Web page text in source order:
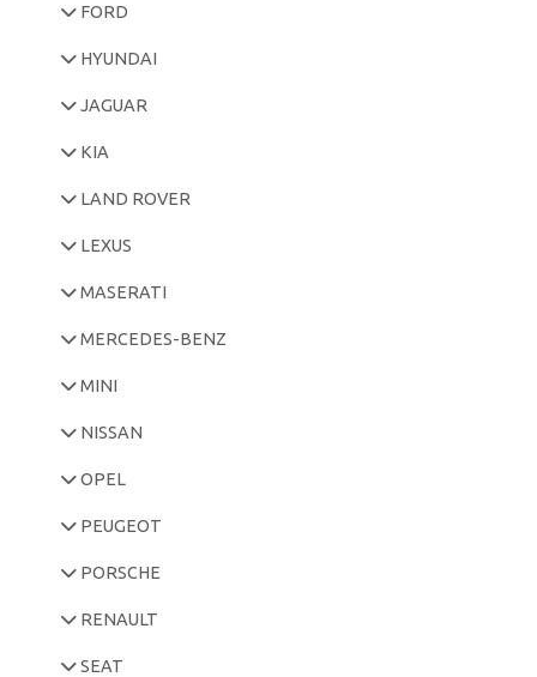
FORD
HYUNDAI
JAGUAR
KIA
LAND ROVER
LEXUS
MASERATI
MERCEDES-BENZ
MINI
NISSAN
OPEL
PEUGEOT
PORSCHE
RENAULT
SEAT